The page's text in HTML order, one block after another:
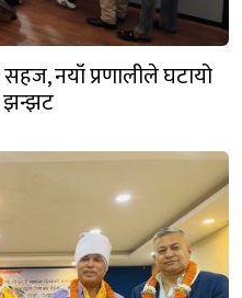
नयाँ प्रणालीले घटायो
झन्झट